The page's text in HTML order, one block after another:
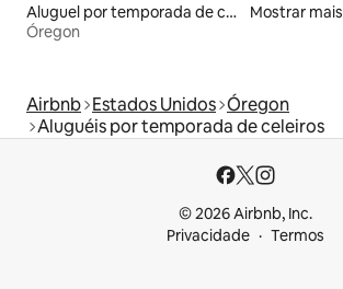
Aluguel por temporada de casas de veraneio
Óregon
Mostrar mais
Airbnb Estados Unidos Óregon
Aluguéis por temporada de celeiros
© 2026 Airbnb, Inc.
Privacidade
Termos